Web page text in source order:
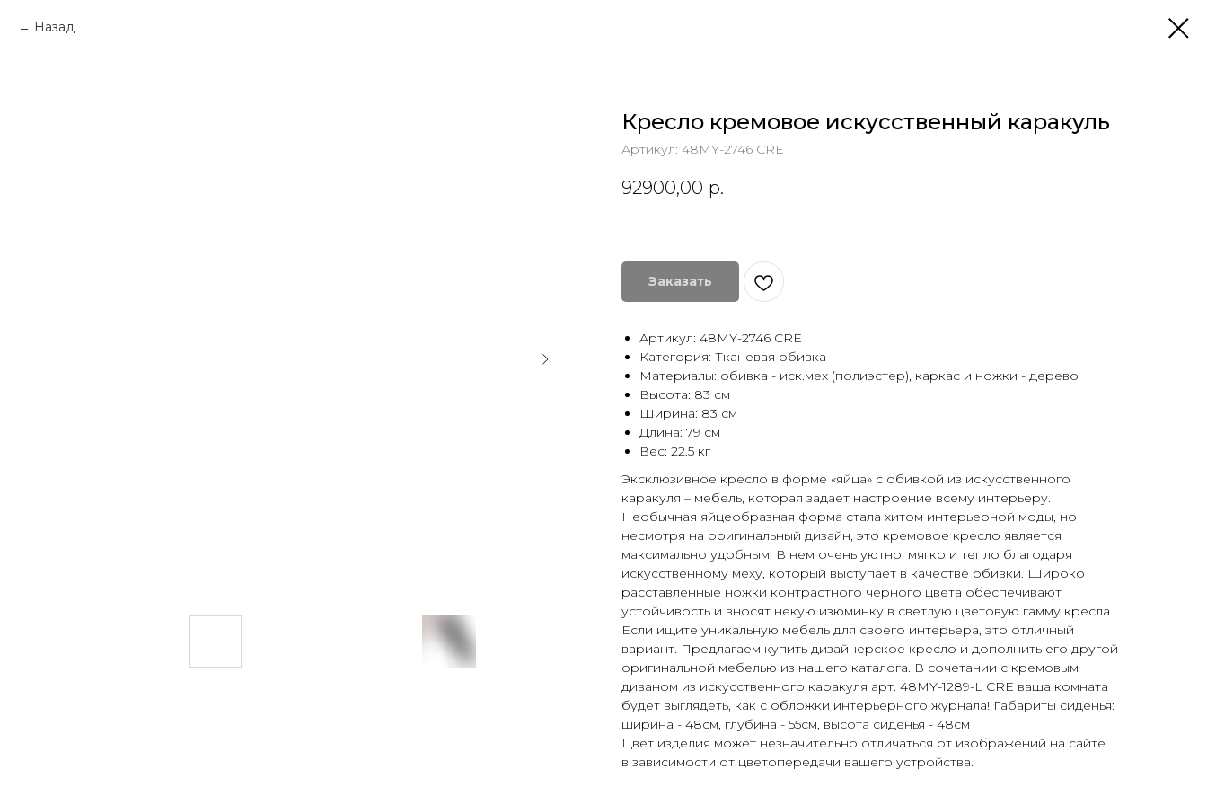
Назад
Кресло кремовое искусственный каракуль
Артикул: 48MY-2746 CRE
92900,00 р.
Заказать
Артикул: 48MY-2746 CRE
Категория: Тканевая обивка
Материалы: обивка - иск.мех (полиэстер), каркас и ножки - дерево
Высота: 83 см
Ширина: 83 см
Длина: 79 см
Вес: 22.5 кг
Эксклюзивное кресло в форме «яйца» с обивкой из искусственного
каракуля – мебель, которая задает настроение всему интерьеру.
Необычная яйцеобразная форма стала хитом интерьерной моды, но
несмотря на оригинальный дизайн, это кремовое кресло является
максимально удобным. В нем очень уютно, мягко и тепло благодаря
искусственному меху, который выступает в качестве обивки. Широко
расставленные ножки контрастного черного цвета обеспечивают
устойчивость и вносят некую изюминку в светлую цветовую гамму кресла.
Если ищите уникальную мебель для своего интерьера, это отличный
вариант. Предлагаем купить дизайнерское кресло и дополнить его другой
оригинальной мебелью из нашего каталога. В сочетании с кремовым
диваном из искусственного каракуля арт. 48MY-1289-L CRE ваша комната
будет выглядеть, как с обложки интерьерного журнала! Габариты сиденья:
ширина - 48см, глубина - 55см, высота сиденья - 48см
Цвет изделия может незначительно отличаться от изображений на сайте
в зависимости от цветопередачи вашего устройства.